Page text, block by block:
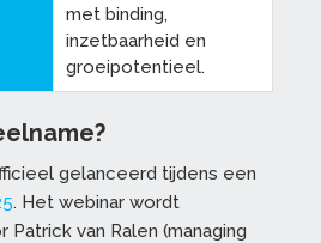
met binding,
inzetbaarheid en
groeipotentieel.
gelanceerd tijdens een
. Het webinar wordt
van Ralen (managing